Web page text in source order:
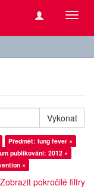
Vykonat
Předmět: lung fever ×
publikování: 2012 ×
×
Zobrazit pokročilé filtry